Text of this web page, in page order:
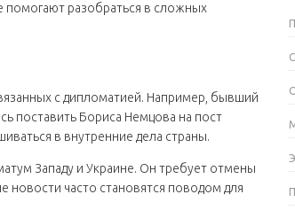
помогают разобраться в сложных
с дипломатией. Например, бывший
поставить Бориса Немцова на пост
в внутренние дела страны.
Западу и Украине. Он требует отмены
новости часто становятся поводом для